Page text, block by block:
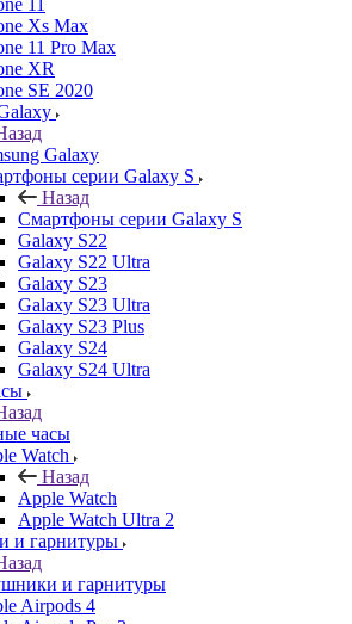
11
Xs Max
11 Pro Max
XR
SE 2020
Galaxy
серии Galaxy S
Назад
Смартфоны серии Galaxy S
Galaxy S22
Galaxy S22 Ultra
Galaxy S23
Galaxy S23 Ultra
Galaxy S23 Plus
Galaxy S24
Galaxy S24 Ultra
часы
Watch
Назад
Apple Watch
Apple Watch Ultra 2
и гарнитуры
и гарнитуры
Airpods 4